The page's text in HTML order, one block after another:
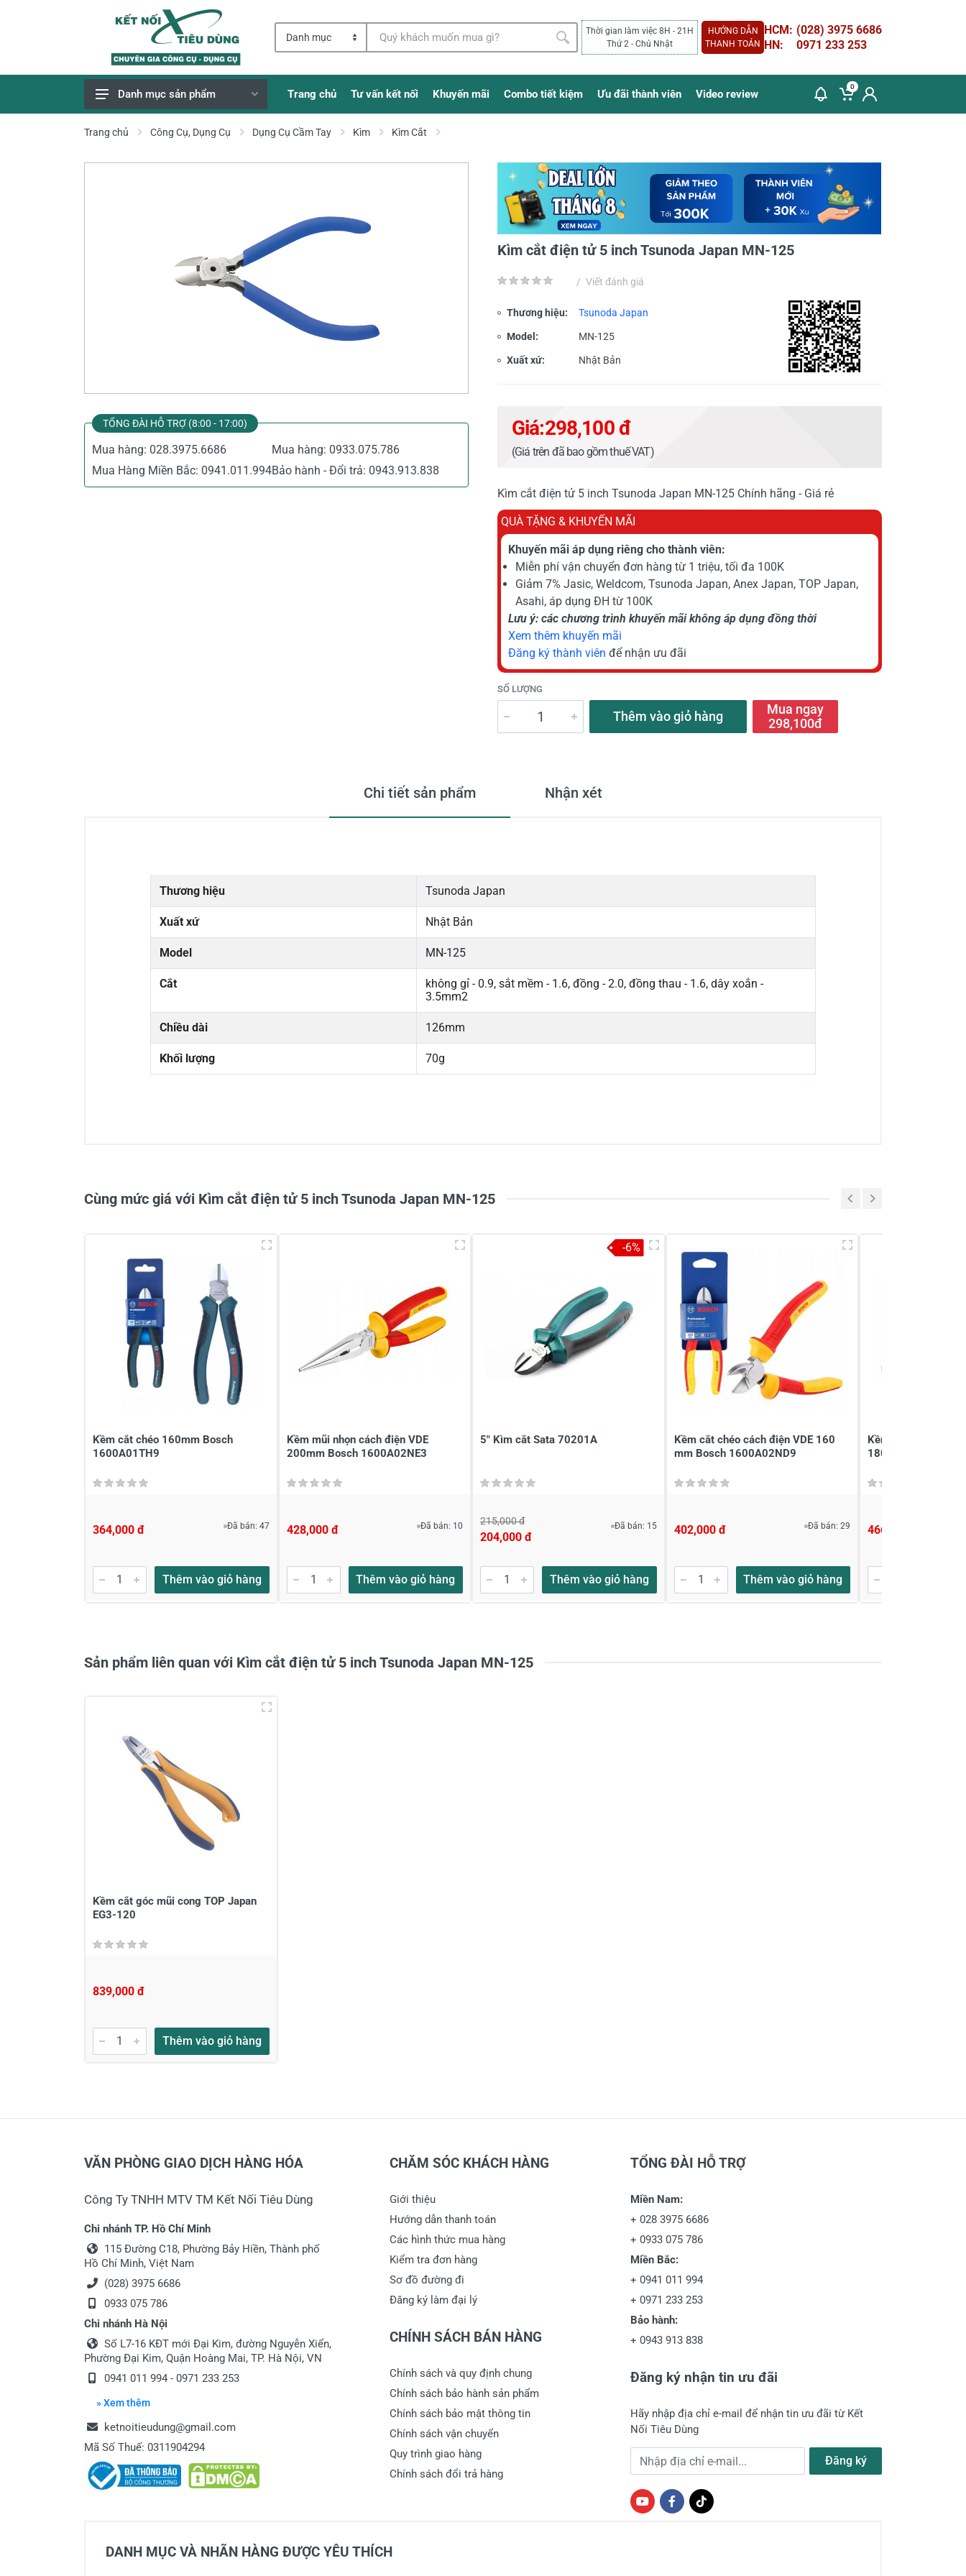
Thời gian làm việc 8H - 21H
Thứ 2 - Chủ Nhật
HƯỚNG DẪN
THANH TOÁN
HCM: (028) 3975 6686
HN:
0971 233 253
Giao Hàng Miễn Phí
Phụ Tùng, Linh Kiện
Danh mục sản phẩm Trang chủ Tư vấn kết nối Khuyến mãi Combo tiết kiệm Ưu đãi thành viên Video review
0
Trang chủ Công Cụ, Dụng Cụ Dụng Cụ Cầm Tay Kìm Kìm Cắt
TỔNG ĐÀI HỖ TRỢ (8:00 - 17:00)
Mua hàng: 028.3975.6686 Mua hàng: 0933.075.786
Mua Hàng Miền Bắc: 0941.011.994Bảo hành - Đổi trả: 0943.913.838
Kìm cắt điện tử 5 inch Tsunoda Japan MN-125
/ Viết đánh giá
Thương hiệu: Tsunoda Japan
Model: MN-125
Xuất xứ: Nhật Bản
Giá:298,100 đ
(Giá trên đã bao gồm thuế VAT)
Kìm cắt điện tử 5 inch Tsunoda Japan MN-125 Chính hãng - Giá rẻ
QUÀ TẶNG & KHUYẾN MÃI
Khuyến mãi áp dụng riêng cho thành viên:
Miễn phí vận chuyển đơn hàng từ 1 triệu, tối đa 100K
Giảm 7% Jasic, Weldcom, Tsunoda Japan, Anex Japan, TOP Japan,
Asahi, áp dụng ĐH từ 100K
Lưu ý: các chương trình khuyến mãi không áp dụng đồng thời
Xem thêm khuyến mãi
Đăng ký thành viên để nhận ưu đãi
SỐ LƯỢNG
Thêm vào giỏ hàng
Mua ngay
298,100đ
Chi tiết sản phẩm Nhận xét
Thương hiệu Tsunoda Japan
Xuất xứ Nhật Bản
Model MN-125
Cắt
không gỉ - 0.9, sắt mềm - 1.6, đồng - 2.0, đồng thau - 1.6, dây xoắn -
3.5mm2
Chiều dài 126mm
Khối lượng 70g
Viết nhận xét về sản phẩm
Đánh giá sao Họ và tên* Tiêu đề của nhận xét*
Viết nhận xét của bạn vào bên dưới
Cùng mức giá với Kìm cắt điện tử 5 inch Tsunoda Japan MN-125
Kềm cắt chéo 160mm Bosch
1600A01TH9
364,000 đ Đã bán: 47
Thêm vào giỏ hàng
Kềm mũi nhọn cách điện VDE
200mm Bosch 1600A02NE3
428,000 đ Đã bán: 10
Thêm vào giỏ hàng
5" Kìm cắt Sata 70201A
215,000 đ
204,000 đ
Đã bán: 15
Thêm vào giỏ hàng
-6%
Kềm cắt chéo cách điện VDE 160
mm Bosch 1600A02ND9
402,000 đ Đã bán: 29
Thêm vào giỏ hàng
Kềm đầu bằng cách
180mm Bosch
466,000 đ
Sản phẩm liên quan với Kìm cắt điện tử 5 inch Tsunoda Japan MN-125
Kềm cắt góc mũi cong TOP Japan
EG3-120
839,000 đ
Thêm vào giỏ hàng
VĂN PHÒNG GIAO DỊCH HÀNG HÓA
Công Ty TNHH MTV TM Kết Nối Tiêu Dùng
Chi nhánh TP. Hồ Chí Minh
115 Đường C18, Phường Bảy Hiền, Thành phố
Hồ Chí Minh, Việt Nam
(028) 3975 6686
0933 075 786
Chi nhánh Hà Nội
Số L7-16 KĐT mới Đại Kim, đường Nguyễn Xiển,
Phường Đại Kim, Quận Hoàng Mai, TP. Hà Nội, VN
0941 011 994 - 0971 233 253
» Xem thêm
ketnoitieudung@gmail.com
Mã Số Thuế: 0311904294
CHĂM SÓC KHÁCH HÀNG
Giới thiệu
Hướng dẫn thanh toán
Các hình thức mua hàng
Kiểm tra đơn hàng
Sơ đồ đường đi
Đăng ký làm đại lý
CHÍNH SÁCH BÁN HÀNG
Chính sách và quy định chung
Chính sách bảo hành sản phẩm
Chính sách bảo mật thông tin
Chính sách vận chuyển
Quy trình giao hàng
Chính sách đổi trả hàng
TỔNG ĐÀI HỖ TRỢ
Miền Nam:
+ 028 3975 6686
+ 0933 075 786
Miền Bắc:
+ 0941 011 994
+ 0971 233 253
Bảo hành:
+ 0943 913 838
Đăng ký nhận tin ưu đãi
Hãy nhập địa chỉ e-mail để nhận tin ưu đãi từ Kết
Nối Tiêu Dùng
Địa chỉ e-mail Đăng ký
DANH MỤC VÀ NHÃN HÀNG ĐƯỢC YÊU THÍCH